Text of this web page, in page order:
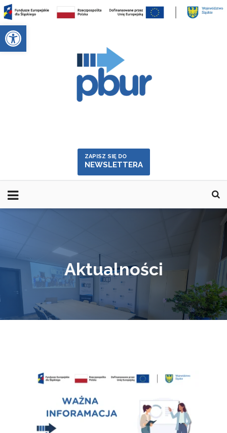
Otwórz pasek narzędzi
Skip
to
content
ZAPISZ SIĘ DO
NEWSLETTERA
Aktualności